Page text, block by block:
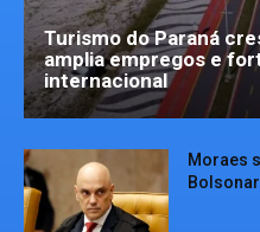
Turismo do Paraná
amplia empregos e
internacional
Moraes